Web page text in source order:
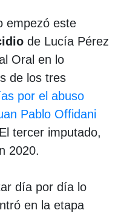
empezó este
de Lucía Pérez
Oral en lo
de los tres
por el abuso
Pablo Offidani
tercer imputado,
2020.
día por día lo
en la etapa